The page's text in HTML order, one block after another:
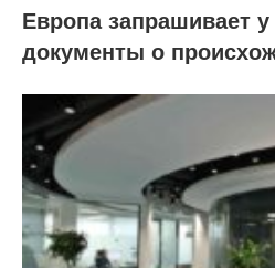
Европа запрашивает у
документы о